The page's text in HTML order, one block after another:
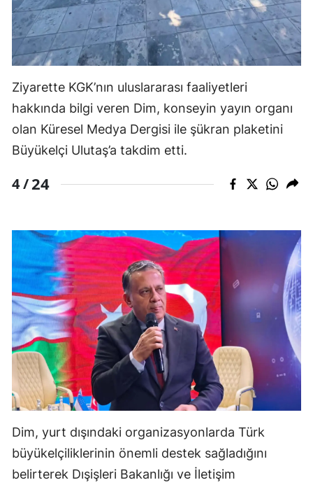
Ziyarette KGK’nın uluslararası faaliyetleri
hakkında bilgi veren Dim, konseyin yayın organı
olan Küresel Medya Dergisi ile şükran plaketini
Büyükelçi Ulutaş’a takdim etti.
4 /24
Dim, yurt dışındaki organizasyonlarda Türk
büyükelçiliklerinin önemli destek sağladığını
belirterek Dışişleri Bakanlığı ve İletişim